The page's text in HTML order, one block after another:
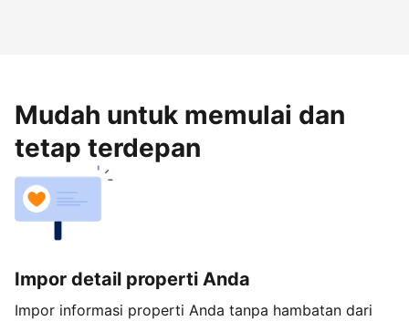
Mudah untuk memulai dan
tetap terdepan
Impor detail properti Anda
Impor informasi properti Anda tanpa hambatan dari